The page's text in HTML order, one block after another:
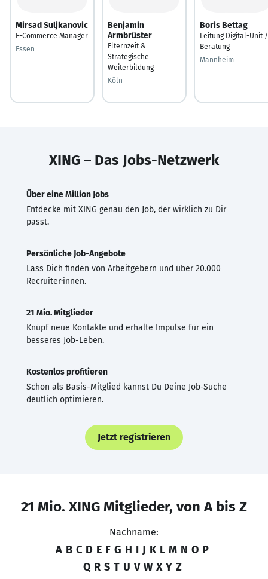
Mirsad Suljkanovic
E-Commerce Manager
Essen
Benjamin
Armbrüster
Elternzeit &
Strategische
Weiterbildung
Köln
Boris Bettag
Leitung Digital-Unit /
Beratung
Mannheim
XING – Das Jobs-Netzwerk
Über eine Million Jobs
Entdecke mit XING genau den Job, der wirklich zu Dir
passt.
Persönliche Job-Angebote
Lass Dich finden von Arbeitgebern und über 20.000
Recruiter·innen.
21 Mio. Mitglieder
Knüpf neue Kontakte und erhalte Impulse für ein
besseres Job-Leben.
Kostenlos profitieren
Schon als Basis-Mitglied kannst Du Deine Job-Suche
deutlich optimieren.
Jetzt registrieren
21 Mio. XING Mitglieder, von A bis Z
Nachname:
A B C D E F G H I J K L M N O P
Q R S T U V W X Y Z